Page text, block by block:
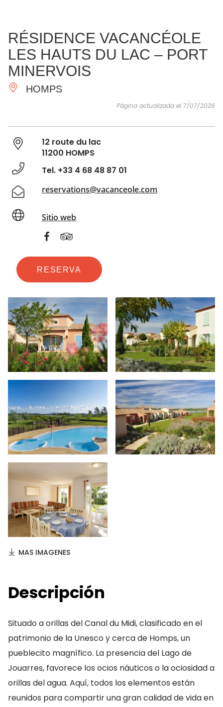
IMPRESCINDIBLES
HACER
INSPIRACIONES
RÉSIDENCE VACANCÉOLE
LES HAUTS DU LAC – PORT
MINERVOIS
HOMPS
Página actualizada el 7/07/2026
12 route du lac
11200 HOMPS
Tel. +33 4 68 48 87 01
reservations@vacanceole.com
Sitio web
RESERVA
MAS IMAGENES
Descripción
Situado a orillas del Canal du Midi, clasificado en el
patrimonio de la Unesco y cerca de Homps, un
pueblecito magnífico. La presencia del Lago de
Jouarres, favorece los ocios náuticos o la ociosidad a
orillas del agua. Aquí, todos los elementos están
reunidos para compartir una gran calidad de vida en